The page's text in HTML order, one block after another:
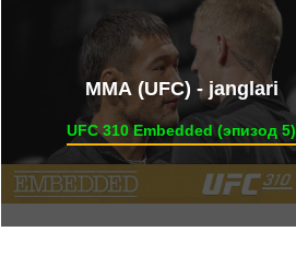
ММА (UFC) - janglari
UFC 310 Embedded (эпизод 5)